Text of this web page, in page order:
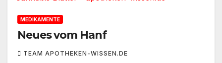
MEDIKAMENTE
Neues vom Hanf
TEAM APOTHEKEN-WISSEN.DE